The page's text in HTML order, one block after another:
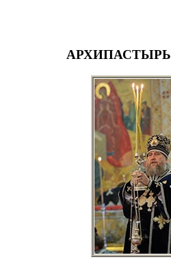
АРХИПАСТЫРЬ